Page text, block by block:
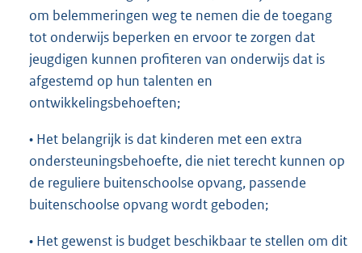
om belemmeringen weg te nemen die de toegang
tot onderwijs beperken en ervoor te zorgen dat
jeugdigen kunnen profiteren van onderwijs dat is
afgestemd op hun talenten en
ontwikkelingsbehoeften;
• Het belangrijk is dat kinderen met een extra
ondersteuningsbehoefte, die niet terecht kunnen op
de reguliere buitenschoolse opvang, passende
buitenschoolse opvang wordt geboden;
• Het gewenst is budget beschikbaar te stellen om dit